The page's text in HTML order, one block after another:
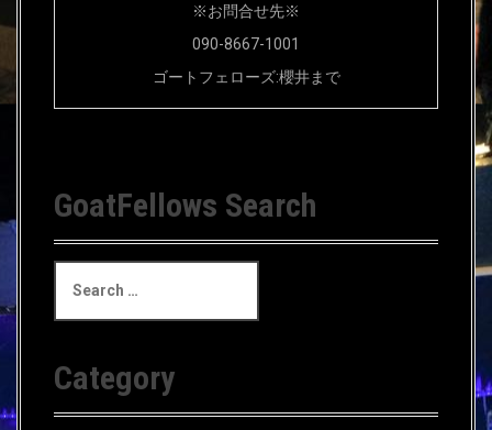
※お問合せ先※
090-8667-1001
ゴートフェローズ:櫻井まで
GoatFellows Search
a
c
h
f
Category